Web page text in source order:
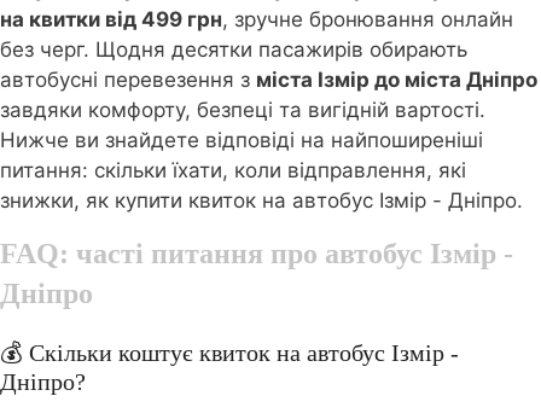
на квитки від 499 грн, зручне бронювання онлайн
без черг. Щодня десятки пасажирів обирають
автобусні перевезення з міста Ізмір до міста Дніпро
завдяки комфорту, безпеці та вигідній вартості.
Нижче ви знайдете відповіді на найпоширеніші
питання: скільки їхати, коли відправлення, які
знижки, як купити квиток на автобус Ізмір - Дніпро.
FAQ: часті питання про автобус Ізмір -
Дніпро
💰 Скільки коштує квиток на автобус Ізмір -
Дніпро?